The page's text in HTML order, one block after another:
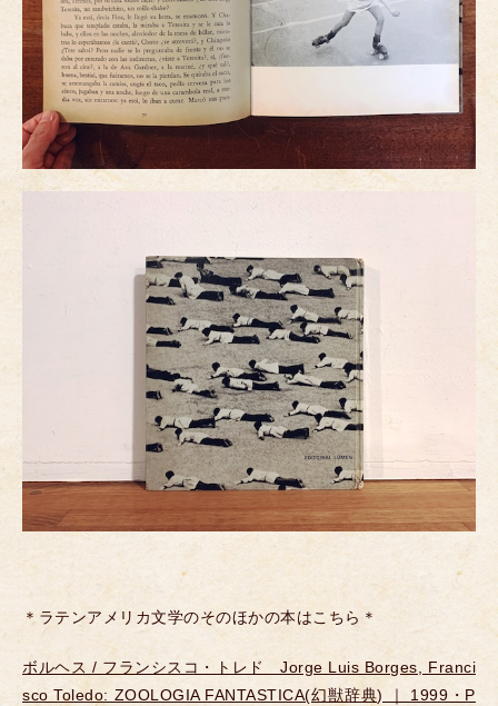
＊ラテンアメリカ文学のそのほかの本はこちら＊
ボルヘス / フランシスコ・トレド Jorge Luis Borges, Franci
sco Toledo: ZOOLOGIA FANTASTICA(幻獣辞典) ｜ 1999・P